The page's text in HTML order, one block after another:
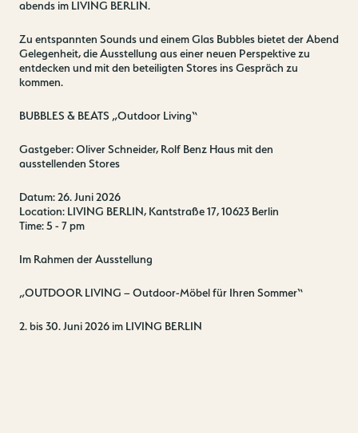
Wedding Planner
Directions & Parking
Sustainability
abends im LIVING BERLIN.
Zu entspannten Sounds und einem Glas Bubbles bietet der Abend
Gelegenheit, die Ausstellung aus einer neuen Perspektive zu
entdecken und mit den beteiligten Stores ins Gespräch zu
kommen.
BUBBLES & BEATS „Outdoor Living“
Gastgeber: Oliver Schneider, Rolf Benz Haus mit den
ausstellenden Stores
Datum: 26. Juni 2026
Location: LIVING BERLIN, Kantstraße 17, 10623 Berlin
Time: 5 - 7 pm
Im Rahmen der Ausstellung
„OUTDOOR LIVING – Outdoor-Möbel für Ihren Sommer“
2. bis 30. Juni 2026 im LIVING BERLIN